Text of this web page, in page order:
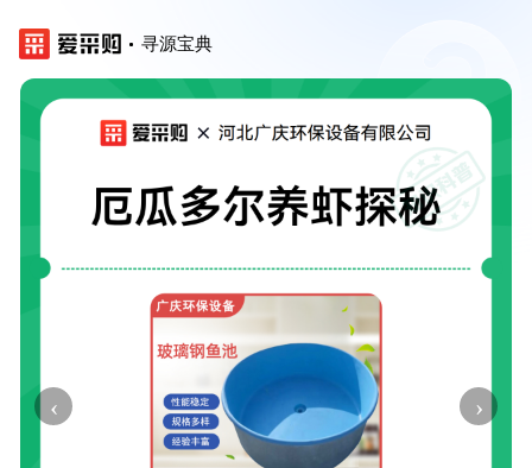
寻源宝典
‹ ›